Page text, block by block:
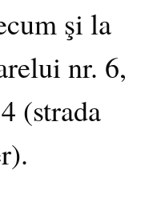
şi la
nr. 6,
(strada